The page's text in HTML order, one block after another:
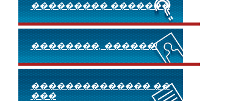
��������� �������
��������, ������!
�������������� ��
���